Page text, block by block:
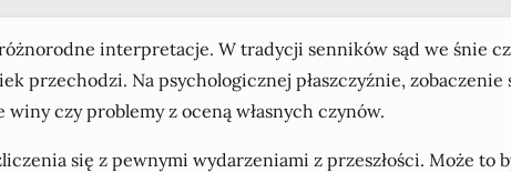
interpretacje. W tradycji senników sąd we śnie
przechodzi. Na psychologicznej płaszczyźnie,
czy problemy z oceną własnych czynów.
się z pewnymi wydarzeniami z przeszłości. Może